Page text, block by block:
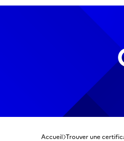
Accueil Trouver une